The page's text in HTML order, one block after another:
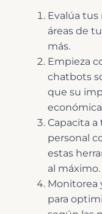
Evalúa
áreas de
más.
Empieza
chatbots
que su
Capacita
personal
estas
al máximo.
Monitorea
para